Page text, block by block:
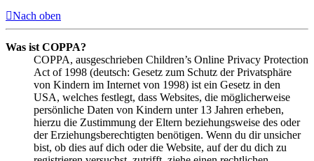
Nach oben
Was ist COPPA?
COPPA, ausgeschrieben Children’s Online Privacy Protection
Act of 1998 (deutsch: Gesetz zum Schutz der Privatsphäre
von Kindern im Internet von 1998) ist ein Gesetz in den
USA, welches festlegt, dass Websites, die möglicherweise
persönliche Daten von Kindern unter 13 Jahren erheben,
hierzu die Zustimmung der Eltern beziehungsweise des oder
der Erziehungsberechtigten benötigen. Wenn du dir unsicher
bist, ob dies auf dich oder die Website, auf der du dich zu